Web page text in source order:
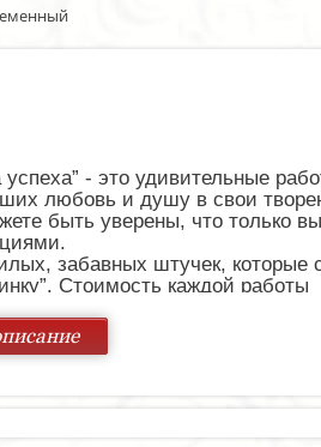
- это удивительные
любовь и душу в свои
быть уверены, что только
забавных штучек, которые
Стоимость каждой работы
ценовая политика нашей
сможет позволить себе
именем, но именно это
эти привлекательные
близким.